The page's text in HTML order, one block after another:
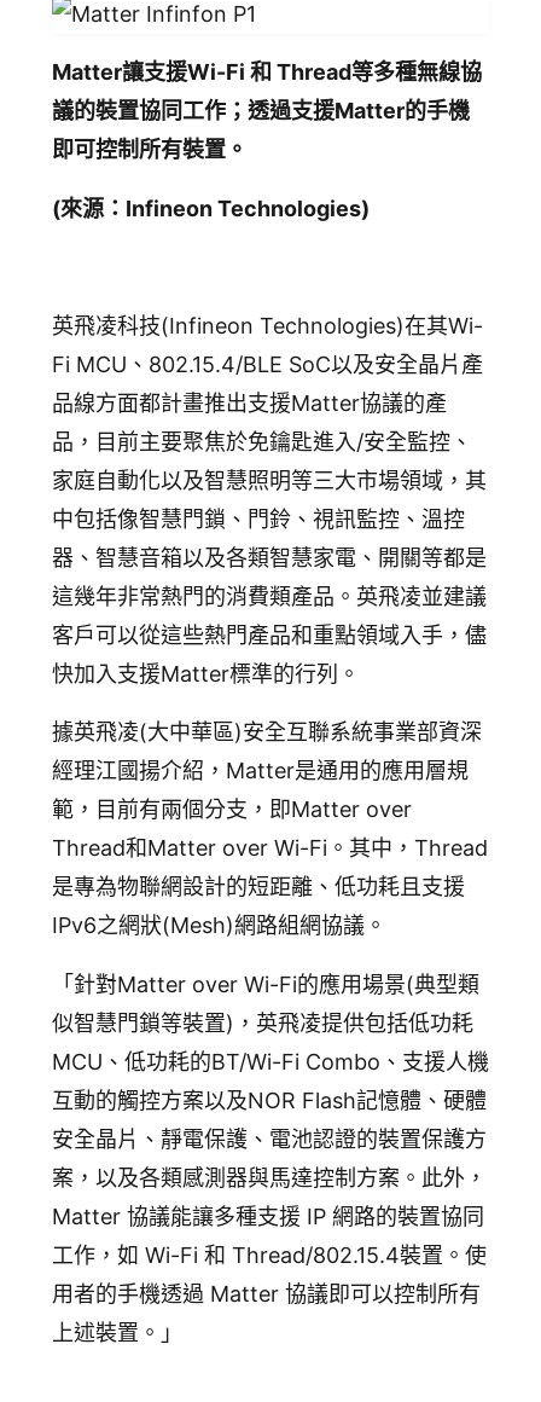
Matter讓支援Wi-Fi 和 Thread等多種無線協
議的裝置協同工作；透過支援Matter的手機
即可控制所有裝置。
(來源：Infineon Technologies)
英飛凌科技(Infineon Technologies)在其Wi-
Fi MCU、802.15.4/BLE SoC以及安全晶片產
品線方面都計畫推出支援Matter協議的產
品，目前主要聚焦於免鑰匙進入/安全監控、
家庭自動化以及智慧照明等三大市場領域，其
中包括像智慧門鎖、門鈴、視訊監控、溫控
器、智慧音箱以及各類智慧家電、開關等都是
這幾年非常熱門的消費類產品。英飛凌並建議
客戶可以從這些熱門產品和重點領域入手，儘
快加入支援Matter標準的行列。
據英飛凌(大中華區)安全互聯系統事業部資深
經理江國揚介紹，Matter是通用的應用層規
範，目前有兩個分支，即Matter over
Thread和Matter over Wi-Fi。其中，Thread
是專為物聯網設計的短距離、低功耗且支援
IPv6之網狀(Mesh)網路組網協議。
「針對Matter over Wi-Fi的應用場景(典型類
似智慧門鎖等裝置)，英飛凌提供包括低功耗
MCU、低功耗的BT/Wi-Fi Combo、支援人機
互動的觸控方案以及NOR Flash記憶體、硬體
安全晶片、靜電保護、電池認證的裝置保護方
案，以及各類感測器與馬達控制方案。此外，
Matter 協議能讓多種支援 IP 網路的裝置協同
工作，如 Wi-Fi 和 Thread/802.15.4裝置。使
用者的手機透過 Matter 協議即可以控制所有
上述裝置。」